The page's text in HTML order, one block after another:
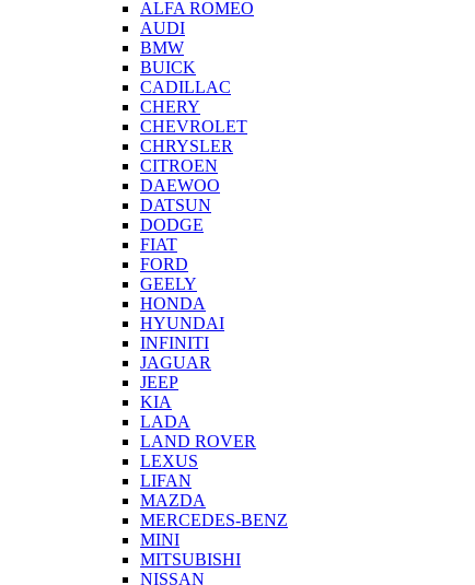
ALFA ROMEO
AUDI
BMW
BUICK
CADILLAC
CHERY
CHEVROLET
CHRYSLER
CITROEN
DAEWOO
DATSUN
DODGE
FIAT
FORD
GEELY
HONDA
HYUNDAI
INFINITI
JAGUAR
JEEP
KIA
LADA
LAND ROVER
LEXUS
LIFAN
MAZDA
MERCEDES-BENZ
MINI
MITSUBISHI
NISSAN